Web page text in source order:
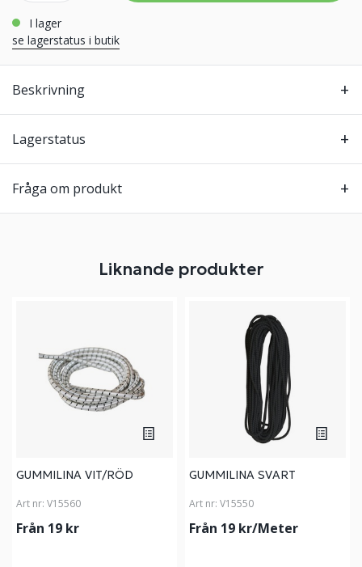
i lager
se lagerstatus i butik
Beskrivning
Lagerstatus
Fråga om produkt
Liknande produkter
GUMMILINA VIT/RÖD
Art nr: V15560
Från 19 kr
GUMMILINA SVART
Art nr: V15550
Från 19 kr/Meter